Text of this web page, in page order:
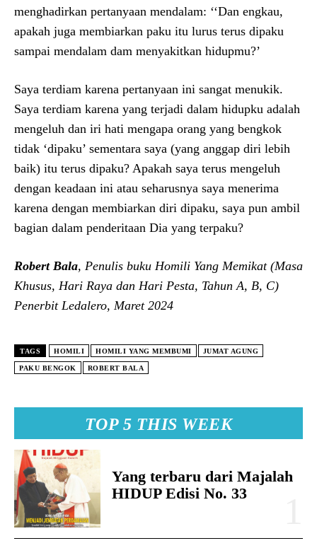
TOP 5 THIS WEEK
Yang terbaru dari Majalah
HIDUP Edisi No. 33
menghadirkan pertanyaan mendalam: ‘‘Dan engkau,
apakah juga membiarkan paku itu lurus terus dipaku
sampai mendalam dam menyakitkan hidupmu?’
Saya terdiam karena pertanyaan ini sangat menukik.
Saya terdiam karena yang terjadi dalam hidupku adalah
mengeluh dan iri hati mengapa orang yang bengkok
tidak ‘dipaku’ sementara saya (yang anggap diri lebih
baik) itu terus dipaku? Apakah saya terus mengeluh
dengan keadaan ini atau seharusnya saya menerima
karena dengan membiarkan diri dipaku, saya pun ambil
bagian dalam penderitaan Dia yang terpaku?
Robert Bala, Penulis buku Homili Yang Memikat (Masa
Khusus, Hari Raya dan Hari Pesta, Tahun A, B, C)
Penerbit Ledalero, Maret 2024
TAGS HOMILI HOMILI YANG MEMBUMI JUMAT AGUNG
PAKU BENGOK ROBERT BALA